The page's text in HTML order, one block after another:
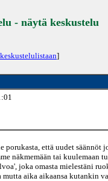
- näytä keskustelu
]
että uudet säännöt
näkmemään tai kuulemaan
joka omasta mielestäni
aika aikaansa kutankin